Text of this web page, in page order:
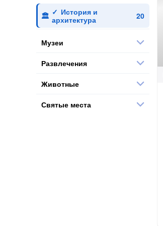
История и
архитектура
Музеи
Развлечения
Животные
Святые места